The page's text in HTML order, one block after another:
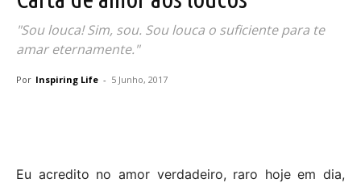
"Sou louca! Sim, sou. Sou louca o suficiente para te
amar eternamente."
Por Inspiring Life - 5 Junho, 2017
Eu acredito no amor verdadeiro, raro hoje em dia,